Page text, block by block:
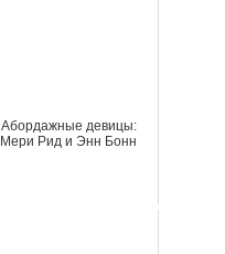
Абордажные девицы:
Мери Рид и Энн Бонн